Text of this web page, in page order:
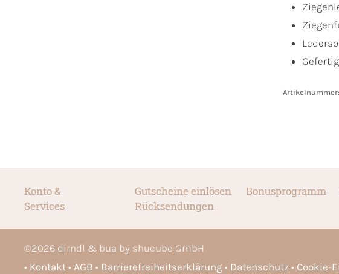
Artikelnummer:
Konto &
Services
Gutscheine einlösen Bonusprogramm
Rücksendungen
©2026 dirndl & bua by shucube GmbH
Kontakt
AGB Barrierefreiheitserklärung Datenschutz Cookie-